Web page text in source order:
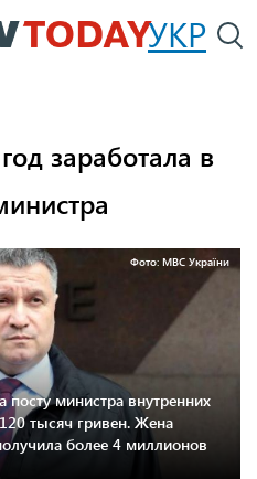
Перейти
к
УКР
заработала в
Фото: МВС України
посту министра внутренних
тысяч гривен. Жена
более 4 миллионов